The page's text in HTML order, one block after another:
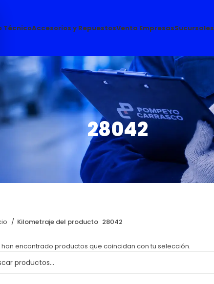
TécnicoAccesorios y RepuestosVenta EmpresasSucursales
28042
Kilometraje del producto 28042
han encontrado productos que coincidan con tu selección.